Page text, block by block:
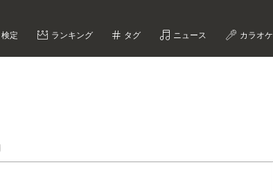
検定 ランキング タグ ニュース カラオケ